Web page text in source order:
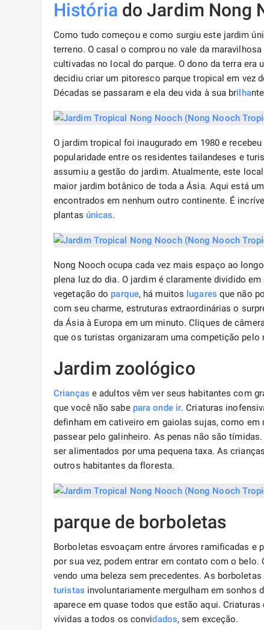
História do Jardim Nong
Como tudo começou e como surgiu este jardim
terreno. O casal o comprou no vale da
cultivadas no local do parque. O dono da terra era
decidiu criar um pitoresco parque tropical em vez
Décadas se passaram e ela deu vida à sua brilha
O jardim tropical foi inaugurado em 1980 e
popularidade entre os residentes tailandeses e
assumiu a gestão do jardim. Atualmente, este
maior jardim botânico de toda a Ásia. Aqui está
encontrados em nenhum outro continente. É
plantas únicas.
Nong Nooch ocupa cada vez mais espaço ao
plena luz do dia. O jardim é claramente dividido
vegetação do parque, há muitos lugares que não
com seu charme, estruturas extraordinárias o
da Ásia à Europa em um minuto. Cliques de
que os turistas organizaram uma competição pelo
Jardim zoológico
Crianças e adultos vêm ver seus habitantes com
que você não sabe para onde ir. Criaturas
definham em cativeiro em gaiolas sujas, como
passear pelo galinheiro. As penas não são
ser alimentados por uma pequena taxa. As
outros habitantes da floresta.
parque de borboletas
Borboletas esvoaçam entre árvores ramificadas e
por sua vez, podem entrar em contato com o
vendo uma beleza sem precedentes. As
turistas involuntariamente mergulham em sonhos
aparece em quase todos que estão aqui.
vívidas a todos os convidados, sem exceção.